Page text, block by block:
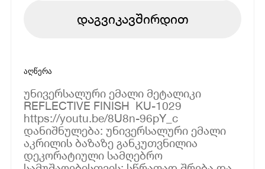
დაგვიკავშირდით
აღწერა
უნივერსალური ემალი მეტალიკი
REFLECTIVE FINISH KU-1029
https://youtu.be/8U8n-96pY_c
დანიშნულება: უნივერსალური ემალი
აკრილის ბაზაზე განკუთვნილია
დეკორატიული სამღებრო